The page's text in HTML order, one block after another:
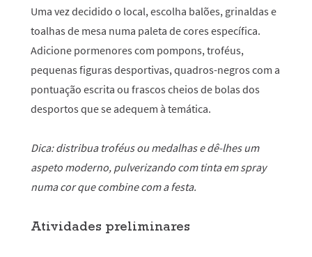
Uma vez decidido o local, escolha balões, grinaldas e
toalhas de mesa numa paleta de cores específica.
Adicione pormenores com pompons, troféus,
pequenas figuras desportivas, quadros-negros com a
pontuação escrita ou frascos cheios de bolas dos
desportos que se adequem à temática.
Dica: distribua troféus ou medalhas e dê-lhes um
aspeto moderno, pulverizando com tinta em spray
numa cor que combine com a festa.
Atividades preliminares